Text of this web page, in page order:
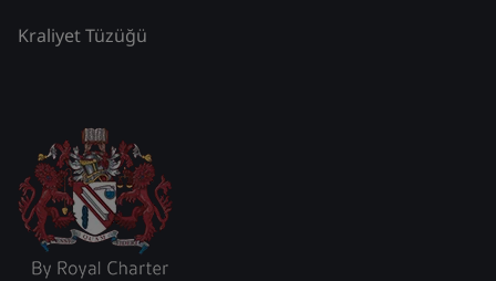
Kraliyet Tüzüğü